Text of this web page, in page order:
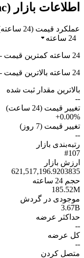
اطلاعات بازار (zkSync)
عملکرد قیمت (24 ساعته)
24 ساعته
24 ساعته کمترین قیمت --
24 ساعته بالاترین قیمت --
بالاترین مقدار ثبت شده
--
تغییر قیمت (24 ساعت)
+0.00%
تغییر قیمت (7 روز)
--
رتبه‌بندی بازار
#107
ارزش بازار
621,517,196.9203835
حجم 24 ساعته
185.52M
موجودی در گردش
3.67B
حداکثر عرضه
--
کل عرضه
--
متصل کردن